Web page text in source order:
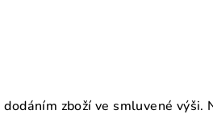
zboží ve smluvené výši.